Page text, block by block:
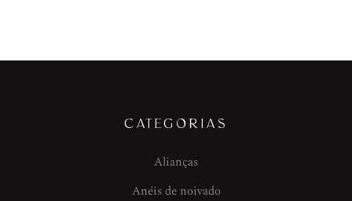
CATEGORIAS
Alianças
Anéis de noivado